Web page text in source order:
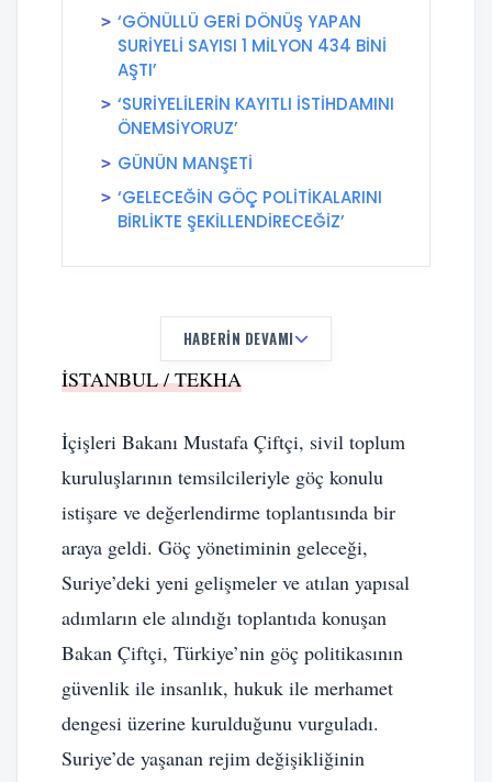
‘GÖNÜLLÜ GERİ DÖNÜŞ YAPAN
SURİYELİ SAYISI 1 MİLYON 434 BİNİ
AŞTI’
‘SURİYELİLERİN KAYITLI İSTİHDAMINI
ÖNEMSİYORUZ’
GÜNÜN MANŞETİ
‘GELECEĞİN GÖÇ POLİTİKALARINI
BİRLİKTE ŞEKİLLENDİRECEĞİZ’
HABERIN DEVAMI
İSTANBUL / TEKHA
İçişleri Bakanı Mustafa Çiftçi, sivil toplum
kuruluşlarının temsilcileriyle göç konulu
istişare ve değerlendirme toplantısında bir
araya geldi. Göç yönetiminin geleceği,
Suriye’deki yeni gelişmeler ve atılan yapısal
adımların ele alındığı toplantıda konuşan
Bakan Çiftçi, Türkiye’nin göç politikasının
güvenlik ile insanlık, hukuk ile merhamet
dengesi üzerine kurulduğunu vurguladı.
Suriye’de yaşanan rejim değişikliğinin